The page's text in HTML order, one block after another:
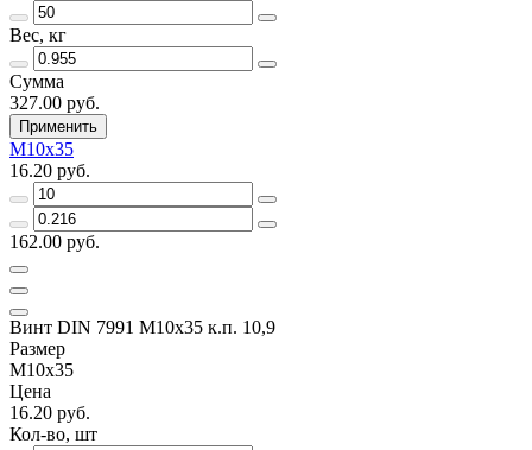
Вес, кг
Сумма
327.00 руб.
Применить
M10х35
16.20 руб.
162.00 руб.
Винт DIN 7991 M10x35 к.п. 10,9
Размер
M10х35
Цена
16.20 руб.
Кол-во, шт